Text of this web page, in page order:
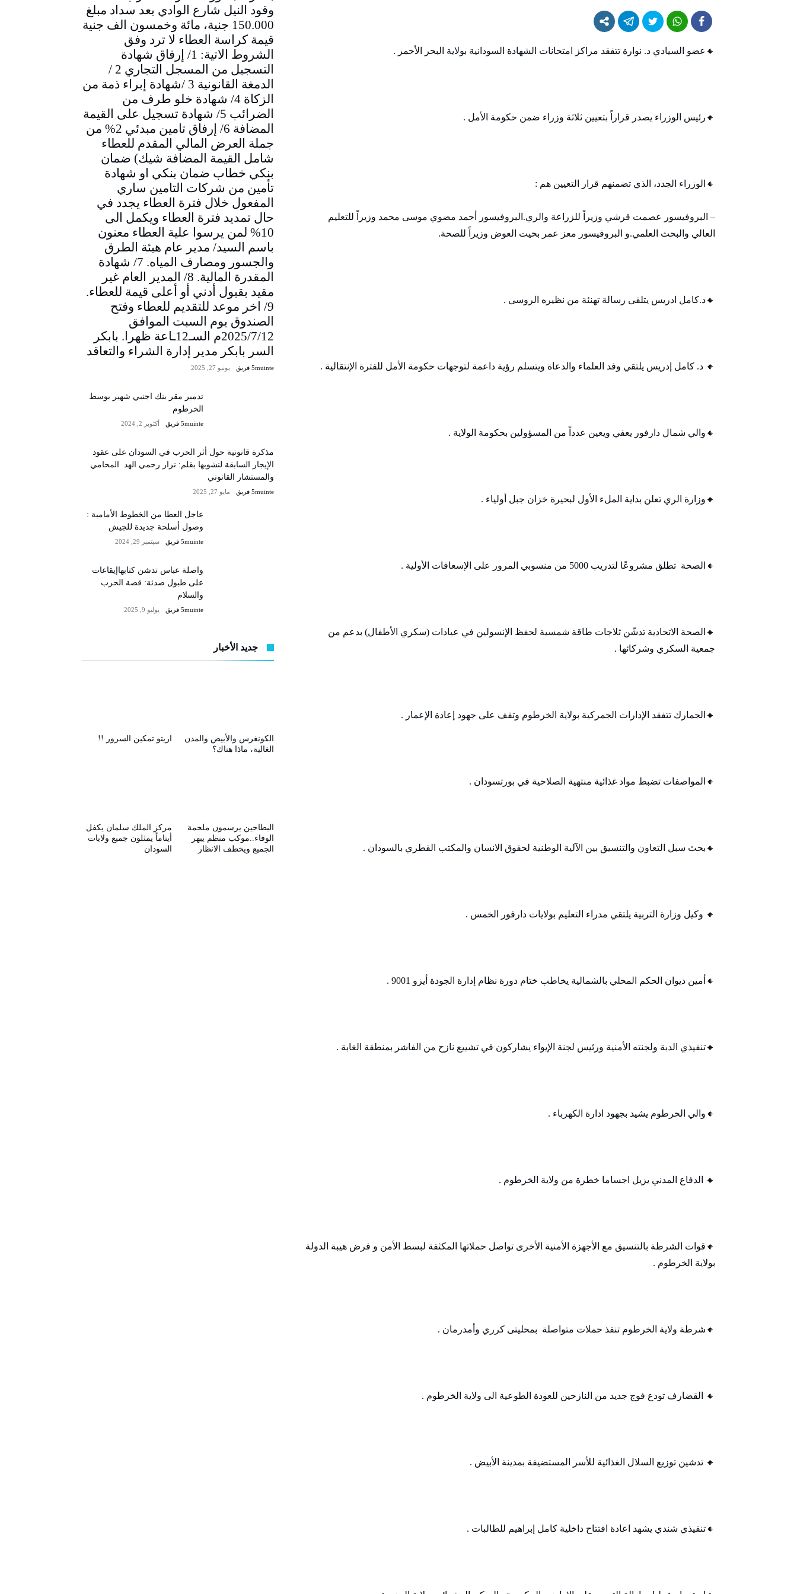
🔸عضو السيادي د. نوارة تتفقد مراكز امتحانات الشهادة السودانية بولاية البحر الأحمر .
🔸رئيس الوزراء يصدر قراراً بتعيين ثلاثة وزراء ضمن حكومة الأمل .
🔸الوزراء الجدد، الذي تضمنهم قرار التعيين هم :
– البروفيسور عصمت قرشي وزيراً للزراعة والري.البروفيسور أحمد مضوي موسى محمد وزيراً للتعليم
العالي والبحث العلمي.و البروفيسور معز عمر بخيت العوض وزيراً للصحة.
🔸د.كامل ادريس يتلقى رسالة تهنئة من نظيره الروسى .
🔸 د. كامل إدريس يلتقي وفد العلماء والدعاة ويتسلم رؤية داعمة لتوجهات حكومة الأمل للفترة الإنتقالية .
🔸والي شمال دارفور يعفي ويعين عدداً من المسؤولين بحكومة الولاية .
🔸وزارة الري تعلن بداية الملء الأول لبحيرة خزان جبل أولياء .
🔸الصحة تطلق مشروعًا لتدريب 5000 من منسوبي المرور على الإسعافات الأولية .
🔸الصحة الاتحادية تدشّن ثلاجات طاقة شمسية لحفظ الإنسولين في عيادات (سكري الأطفال) بدعم من
جمعية السكري وشركائها .
🔸الجمارك تتفقد الإدارات الجمركية بولاية الخرطوم وتقف على جهود إعادة الإعمار .
🔸المواصفات تضبط مواد غذائية منتهية الصلاحية في بورتسودان .
🔸بحث سبل التعاون والتنسيق بين الآلية الوطنية لحقوق الانسان والمكتب القطري بالسودان .
🔸 وكيل وزارة التربية يلتقي مدراء التعليم بولايات دارفور الخمس .
🔸أمين ديوان الحكم المحلي بالشمالية يخاطب ختام دورة نظام إدارة الجودة أيزو 9001 .
🔸تنفيذي الدبة ولجنته الأمنية ورئيس لجنة الإيواء يشاركون في تشييع نازح من الفاشر بمنطقة الغابة .
🔸والي الخرطوم يشيد بجهود ادارة الكهرباء .
🔸 الدفاع المدني يزيل اجساما خطرة من ولاية الخرطوم .
🔸قوات الشرطة بالتنسيق مع الأجهزة الأمنية الأخرى تواصل حملاتها المكثفة لبسط الأمن و فرض هيبة الدولة
بولاية الخرطوم .
🔸شرطة ولاية الخرطوم تنفذ حملات متواصلة بمحليتى كرري وأمدرمان .
🔸 القضارف تودع فوج جديد من النازحين للعودة الطوعية الى ولاية الخرطوم .
🔸 تدشين توزيع السلال الغذائية للأسر المستضيفة بمدينة الأبيض .
🔸تنفيذي شندي يشهد اعادة افتتاح داخلية كامل إبراهيم للطالبات .
وقود النيل شارع الوادي بعد سداد مبلغ
150.000 جنية، مائة وخمسون الف جنية
قيمة كراسة العطاء لا ترد وفق
الشروط الاتية: 1/ إرفاق شهادة
التسجيل من المسجل التجاري 2 /
الدمغة القانونية 3 /شهادة إبراء ذمة من
الزكاة 4/ شهادة خلو طرف من
الضرائب 5/ شهادة تسجيل على القيمة
المضافة 6/ إرفاق تامين مبدئي 2% من
جملة العرض المالي المقدم للعطاء
شامل القيمة المضافة شيك) ضمان
بنكي خطاب ضمان بنكي او شهادة
تأمين من شركات التامين ساري
المفعول خلال فترة العطاء يجدد في
حال تمديد فترة العطاء ويكمل الى
10% لمن يرسوا علية العطاء معنون
باسم السيد/ مدير عام هيئة الطرق
والجسور ومصارف المياه. 7/ شهادة
المقدرة المالية. 8/ المدير العام غير
مقيد بقبول أدني أو أعلى قيمة للعطاء.
9/ اخر موعد للتقديم للعطاء وفتح
الصندوق يوم السبت الموافق
2025/7/12م السـ12ـاعة ظهرا. بابكر
السر بابكر مدير إدارة الشراء والتعاقد
5muinte فريق يونيو 27, 2025
تدمير مقر بنك اجنبي شهير بوسط
الخرطوم
5muinte فريق أكتوبر 2, 2024
مذكرة قانونية حول أثر الحرب في السودان على عقود
الإيجار السابقة لنشوبها بقلم: نزار رحمي الهد المحامي
والمستشار القانوني
5muinte فريق مايو 27, 2025
عاجل العطا من الخطوط الأمامية :
وصول أسلحة جديدة للجيش
5muinte فريق سبتمبر 29, 2024
واصلة عباس تدشن كتابهاإيقاعات
على طبول صدئة: قصة الحرب
والسلام
5muinte فريق يوليو 9, 2025
جديد الأخبار
اريتو تمكين السرور !!
الكونغرس والأبيض والمدن
الغالية، ماذا هناك؟
مركز الملك سلمان يكفل
أيتاماً يمثلون جميع ولايات
السودان
البطاحين يرسمون ملحمة
الوفاء..موكب منظم يبهر
الجميع ويخطف الانظار